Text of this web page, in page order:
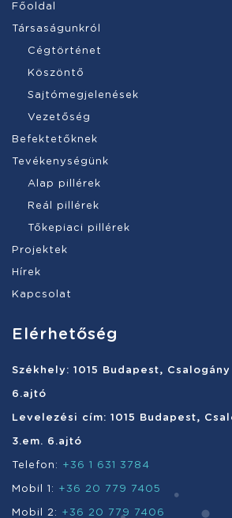
Főoldal
Társaságunkról
Cégtörténet
Köszöntő
Sajtómegjelenések
Vezetőség
Befektetőknek
Tevékenységünk
Alap pillérek
Reál pillérek
Tőkepiaci pillérek
Projektek
Hírek
Kapcsolat
Elérhetőség
Székhely: 1015 Budapest,
6.ajtó
Levelezési cím: 1015 Budapest,
3.em. 6.ajtó
Telefon: +36 1 631 3784
Mobil 1: +36 20 779 7405
Mobil 2: +36 20 779 7406